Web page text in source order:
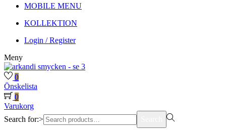
MOBILE MENU
KOLLEKTION
Login / Register
Meny
0
Önskelista
0
Varukorg
Search for:>